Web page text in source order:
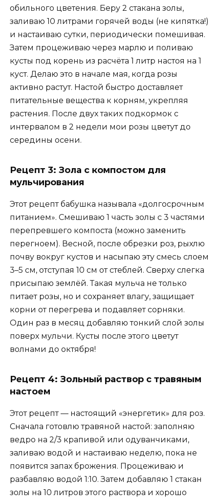
обильного цветения. Беру 2 стакана золы,
заливаю 10 литрами горячей воды (не кипятка!)
и настаиваю сутки, периодически помешивая.
Затем процеживаю через марлю и поливаю
кусты под корень из расчёта 1 литр настоя на 1
куст. Делаю это в начале мая, когда розы
активно растут. Настой быстро доставляет
питательные вещества к корням, укрепляя
растения. После двух таких подкормок с
интервалом в 2 недели мои розы цветут до
середины осени.
Рецепт 3: Зола с компостом для
мульчирования
Этот рецепт бабушка называла «долгосрочным
питанием». Смешиваю 1 часть золы с 3 частями
перепревшего компоста (можно заменить
перегноем). Весной, после обрезки роз, рыхлю
почву вокруг кустов и насыпаю эту смесь слоем
3–5 см, отступая 10 см от стеблей. Сверху слегка
присыпаю землёй. Такая мульча не только
питает розы, но и сохраняет влагу, защищает
корни от перегрева и подавляет сорняки.
Один раз в месяц добавляю тонкий слой золы
поверх мульчи. Кусты после этого цветут
волнами до октября!
Рецепт 4: Зольный раствор с травяным
настоем
Этот рецепт — настоящий «энергетик» для роз.
Сначала готовлю травяной настой: заполняю
ведро на 2/3 крапивой или одуванчиками,
заливаю водой и настаиваю неделю, пока не
появится запах брожения. Процеживаю и
разбавляю водой 1:10. Затем добавляю 1 стакан
золы на 10 литров этого раствора и хорошо